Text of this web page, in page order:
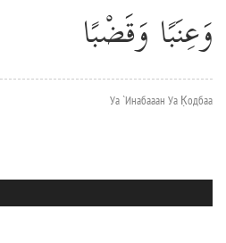
وَعِنَبًا وَقَضْبًا
Уа `Инабааан Уа К̣одбаа